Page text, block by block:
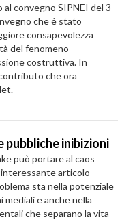
convegno SIPNEI del 3
che è stato
consapevolezza
del fenomeno
costruttiva. In
che ora
pubbliche inibizioni
può portare al caos
interessante articolo
sta nella potenziale
e anche nella
che separano la vita